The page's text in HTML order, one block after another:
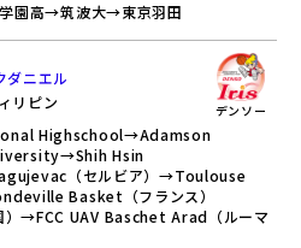
園高→筑波大→東京羽田
ダニエル
デンソー
リピン
Highschool→Adamson
Hsin
（セルビア）→Toulouse
Basket（フランス）
→FCC UAV Baschet Arad（ルーマ